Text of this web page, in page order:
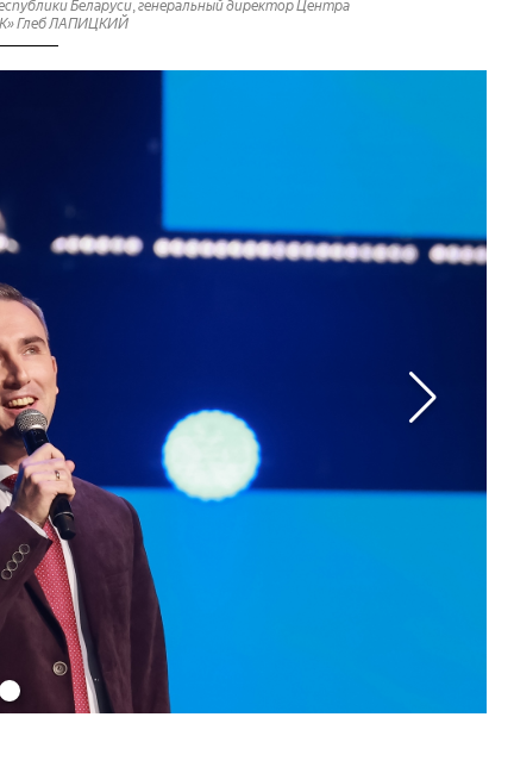
Беларуси, генеральный директор Центра
Глеб ЛАПИЦКИЙ